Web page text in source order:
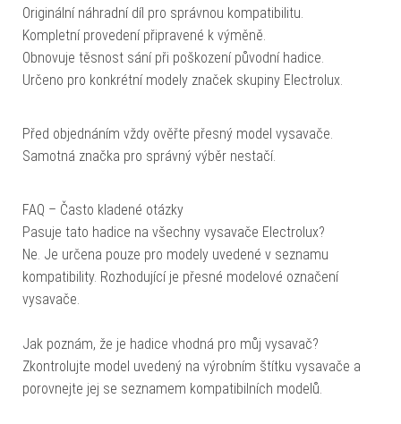
Originální náhradní díl pro správnou kompatibilitu.
Kompletní provedení připravené k výměně.
Obnovuje těsnost sání při poškození původní hadice.
Určeno pro konkrétní modely značek skupiny Electrolux.
Před objednáním vždy ověřte přesný model vysavače.
Samotná značka pro správný výběr nestačí.
FAQ – Často kladené otázky
Pasuje tato hadice na všechny vysavače Electrolux?
Ne. Je určena pouze pro modely uvedené v seznamu
kompatibility. Rozhodující je přesné modelové označení
vysavače.
Jak poznám, že je hadice vhodná pro můj vysavač?
Zkontrolujte model uvedený na výrobním štítku vysavače a
porovnejte jej se seznamem kompatibilních modelů.